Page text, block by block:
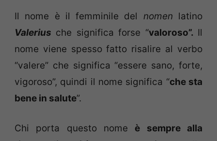
Il nome è il femminile del nomen latino
Valerius che significa forse “valoroso”. Il
nome viene spesso fatto risalire al verbo
“valere” che significa “essere sano, forte,
vigoroso”, quindi il nome significa “che sta
bene in salute”.
Chi porta questo nome è sempre alla